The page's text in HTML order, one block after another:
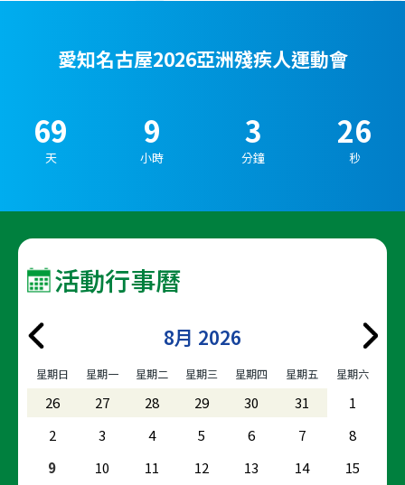
愛知名古屋2026亞洲殘疾人運動會
69
天
9
小時
3
分鐘
26
秒
活動行事曆
8月 2026
星期日 星期一 星期二 星期三 星期四 星期五 星期六
26 27 28 29 30 31
1
2
3 4 5 6 7
8
9
10 11 12 13 14
15